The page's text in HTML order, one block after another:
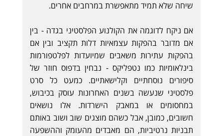
שיחה שלא תמיד מתאפשרת במרחבים אחרים.
אם ניקח לדוגמה את הקולנוע הפלסטיני בגדה - בין
אם מדובר בהפקות עצמאיות דלות תקציב ובין אם
בהפקות עתירות משאבים שמיועדות לפלטפורמות
בינלאומיות כמו נטפליקס - נבחין בדפוס חוזר של
סיפורים נוסחתיים וקלישאתיים. כמעט כל סרט
פלסטיני שנעשה בשנים האחרונות עוסק בכיבוש,
במחסומים או במאבק הישרדות. אלו נושאים
חשובים, כמובן, אבל כשהם מוצגים שוב ושוב באותם
תבניות נרטיביות, הם מאבדים מהעומק וההשפעה